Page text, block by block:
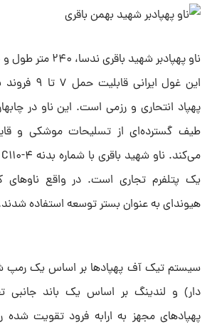
این غول
پهپاد انتحاری و رزمی است. این ناو در
طیف گسترده‌ای از تسلیحات موشکی و
یک پتلفرم تجاری است. در واقع ناوهای
هیوندای به عنوان بستر توسعه استفاده
سیستم تیک آف پهپادها بر اساس یک
دار) و لندینگ بر اساس یک باند
پهپادهای مجهز به ارابه فرود تقویت شده